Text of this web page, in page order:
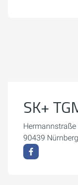
SK+
Hermannstraße
90439 Nürnberg